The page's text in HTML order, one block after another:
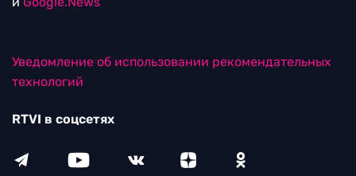
Уведомление об использовании рекомендательных
технологий
RTVI в соцсетях